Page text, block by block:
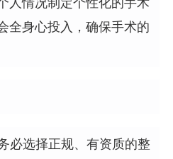
全身心投入，确保手术的
必选择正规、有资质的整